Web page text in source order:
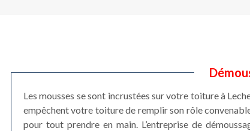
Les mousses se sont incrustées sur votre toiture à
empêchent votre toiture de remplir son rôle
pour tout prendre en main. L’entreprise de